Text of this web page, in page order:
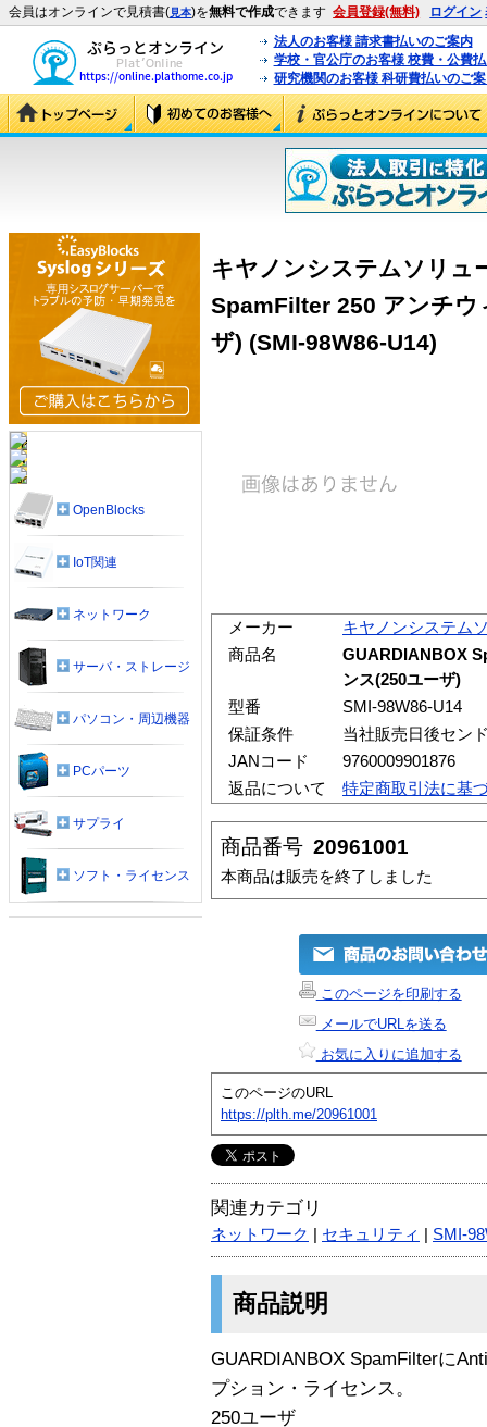
会員はオンラインで見積書(見本)を無料で作成できます 会員登録(無料) ログイン
法人のお客様 請求書払いのご案内
学校・官公庁のお客様 校費・公費
研究機関のお客様 科研費払いのご
キヤノンシステムソリュ
SpamFilter 250 アンチウ
ザ) (SMI-98W86-U14)
メーカー
キヤノンシステム
商品名
GUARDIANBOX
ンス(250ユーザ)
型番
SMI-98W86-U14
保証条件
当社販売日後セン
JANコード
9760009901876
返品について
特定商取引法に基
商品番号 20961001
本商品は販売を終了しました
このページを印刷する
メールでURLを送る
お気に入りに追加する
このページのURL
https://plth.me/20961001
関連カテゴリ
ネットワーク セキュリティ SMI-
商品説明
GUARDIANBOX SpamFilterに
プション・ライセンス。
250ユーザ
OpenBlocks
IoT関連
ネットワーク
サーバ・ストレージ
パソコン・周辺機器
PCパーツ
サプライ
ソフト・ライセンス